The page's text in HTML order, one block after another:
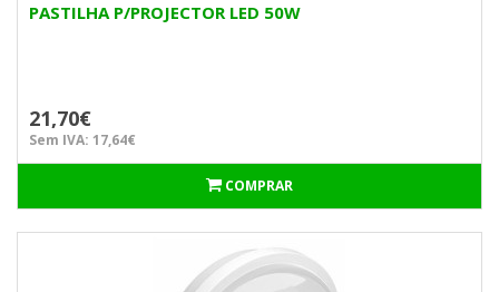
PASTILHA P/PROJECTOR LED 50W
21,70€
Sem IVA: 17,64€
COMPRAR